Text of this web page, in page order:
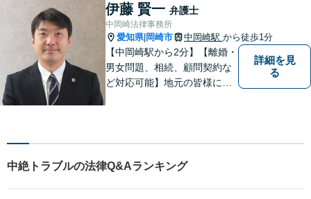
伊藤 賢一 弁護士
中岡崎法律事務所
愛知県| 岡崎市 中岡崎駅 から徒歩1分
【中岡崎駅から2分】【離婚・
男女問題、相続、顧問契約な
ど対応可能】地元の皆様にご
詳細を見
る
中絶トラブルの法律Q&Aランキング